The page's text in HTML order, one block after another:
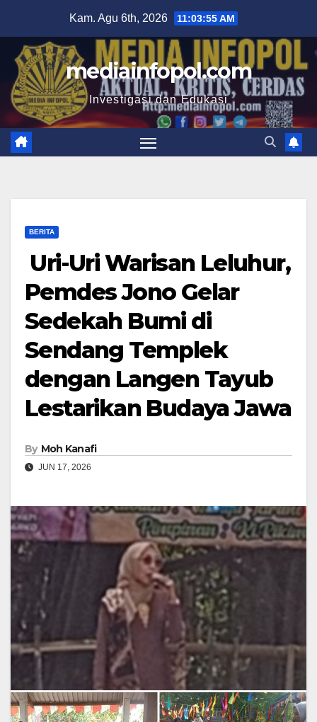
content
Kam. Agu 6th, 2026 11:03:57 AM
mediainfopol.com
Investigasi dan Edukasi
BERITA
Uri-Uri Warisan Leluhur,
Pemdes Jono Gelar
Sedekah Bumi di
Sendang Templek
dengan Langen Tayub
Lestarikan Budaya Jawa
By Moh Kanafi
JUN 17, 2026